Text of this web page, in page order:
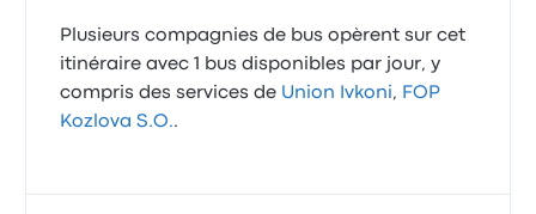
Plusieurs compagnies de bus opèrent sur cet
itinéraire avec 1 bus disponibles par jour, y
compris des services de Union Ivkoni, FOP
Kozlova S.O..